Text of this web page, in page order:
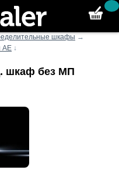
шкафы →
AE ↓
шкаф без МП